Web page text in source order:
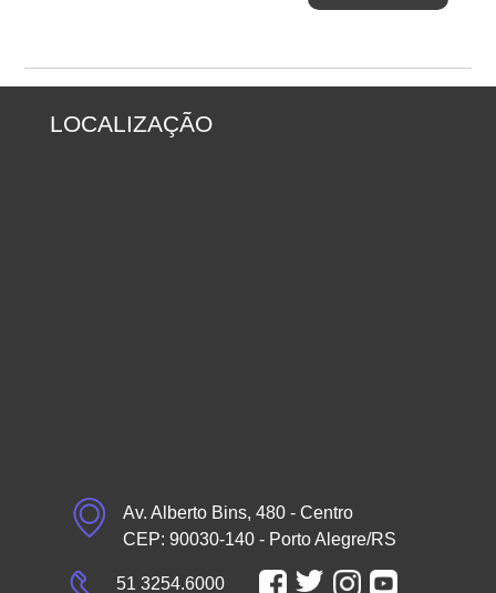
LOCALIZAÇÃO
Av. Alberto Bins, 480 - Centro
CEP: 90030-140 - Porto Alegre/RS
51 3254.6000